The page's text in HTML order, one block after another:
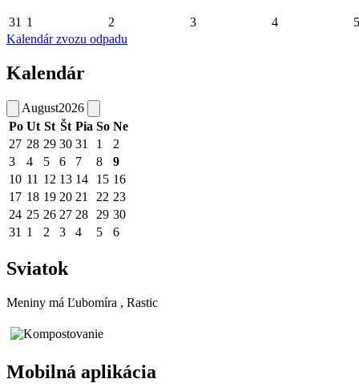
31 1 2 3 4
5
Kalendár zvozu odpadu
Kalendár
August2026
Po Ut St Št Pia So Ne
27 28 29 30 31 1
2
3
4 5 6 7 8
9
10 11 12 13 14 15 16
17 18 19 20 21 22 23
24 25 26 27 28 29 30
31 1 2 3 4 5 6
Sviatok
Meniny má Ľubomíra , Rastic
Mobilná aplikácia